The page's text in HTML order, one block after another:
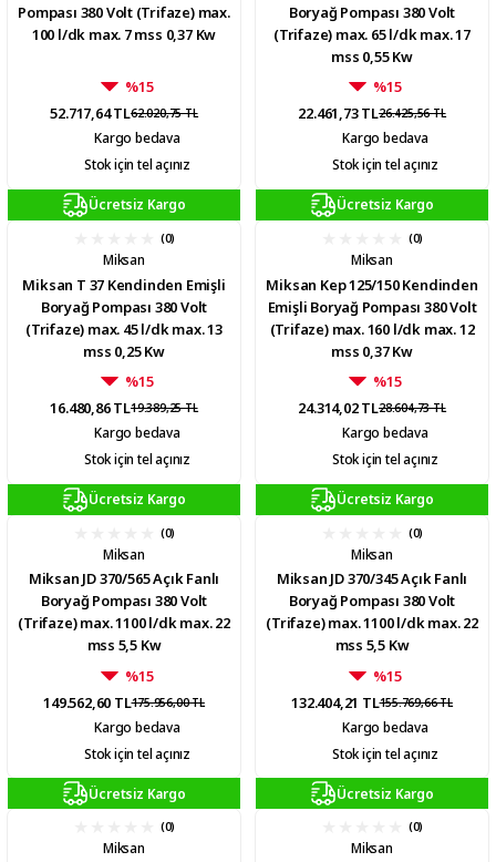
Pompası 380 Volt (Trifaze) max.
100 l/dk max. 7 mss 0,37 Kw
%15
52.717,64 TL62.020,75 TL
Kargo bedava
Stok için tel açınız
Boryağ Pompası 380 Volt
(Trifaze) max. 65 l/dk max. 17
mss 0,55 Kw
%15
22.461,73 TL26.425,56 TL
Kargo bedava
Stok için tel açınız
Ücretsiz Kargo
(0)
Miksan
Miksan T 37 Kendinden Emişli
Boryağ Pompası 380 Volt
(Trifaze) max. 45 l/dk max. 13
mss 0,25 Kw
%15
16.480,86 TL19.389,25 TL
Kargo bedava
Stok için tel açınız
Ücretsiz Kargo
(0)
Miksan
Miksan Kep 125/150 Kendinden
Emişli Boryağ Pompası 380 Volt
(Trifaze) max. 160 l/dk max. 12
mss 0,37 Kw
%15
24.314,02 TL28.604,73 TL
Kargo bedava
Stok için tel açınız
Ücretsiz Kargo
(0)
Miksan
Miksan JD 370/565 Açık Fanlı
Boryağ Pompası 380 Volt
(Trifaze) max. 1100 l/dk max. 22
mss 5,5 Kw
%15
149.562,60 TL175.956,00 TL
Kargo bedava
Stok için tel açınız
Ücretsiz Kargo
(0)
Miksan
Miksan JD 370/345 Açık Fanlı
Boryağ Pompası 380 Volt
(Trifaze) max. 1100 l/dk max. 22
mss 5,5 Kw
%15
132.404,21 TL155.769,66 TL
Kargo bedava
Stok için tel açınız
Ücretsiz Kargo
(0)
Miksan
Ücretsiz Kargo
(0)
Miksan